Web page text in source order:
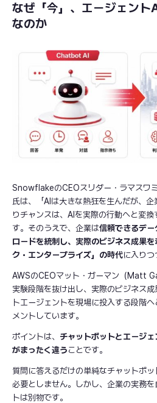
なぜ「今」、エージェント
なのか
SnowflakeのCEOスリダー・ラマスワ
氏は、「AIは大きな熱狂を生んだが、
りチャンスは、AIを実際の行動へと変
す。そのうえで、企業は信頼できるデ
ロードを統制し、実際のビジネス成果
ク・エンタープライズ」の時代に入りつ
AWSのCEOマット・ガーマン（Matt
実験段階を抜け出し、実際のビジネス
トエージェントを現場に投入する段階
メントしています。
ポイントは、 チャットボットとエージ
がまったく違うことです。
質問に答えるだけの単純なチャットボ
必要としません。しかし、企業の実務
トは別物です。